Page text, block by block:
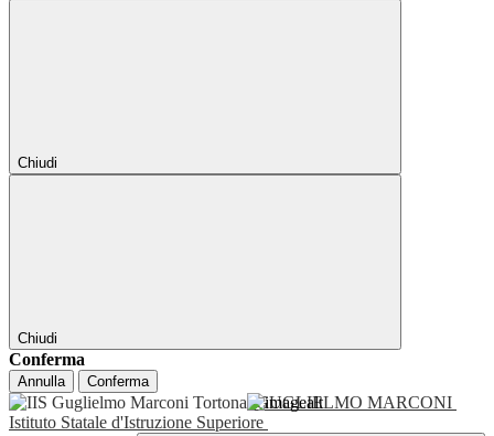
Chiudi
Chiudi
Conferma
Annulla Conferma
GUGLIELMO MARCONI
Istituto Statale d'Istruzione Superiore